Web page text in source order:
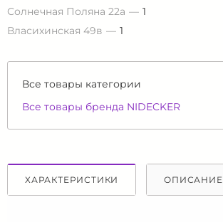
Солнечная Поляна 22а
1
Власихинская 49в
1
Все товары категории
Все товары бренда NIDECKER
ХАРАКТЕРИСТИКИ ОПИСАНИЕ